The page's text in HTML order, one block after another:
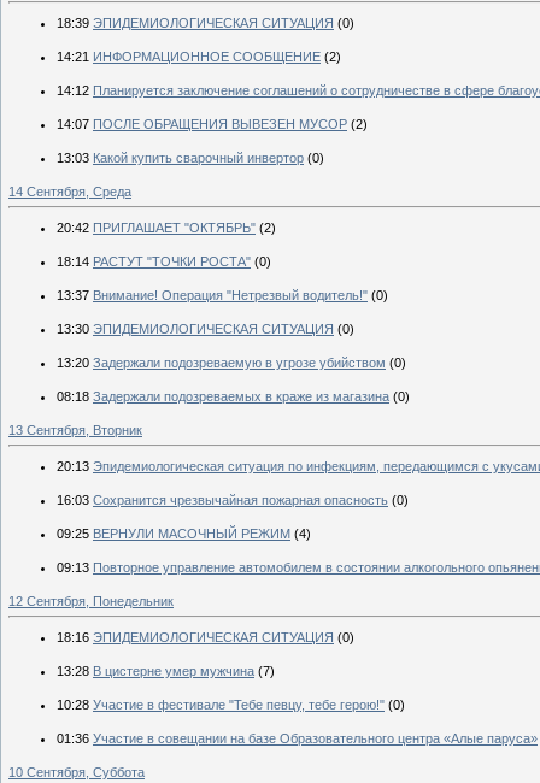
18:39 ЭПИДЕМИОЛОГИЧЕСКАЯ СИТУАЦИЯ (0)
14:21 ИНФОРМАЦИОННОЕ СООБЩЕНИЕ (2)
14:12 Планируется заключение соглашений о сотрудничестве в сфере
14:07 ПОСЛЕ ОБРАЩЕНИЯ ВЫВЕЗЕН МУСОР (2)
13:03 Какой купить сварочный инвертор (0)
14 Сентября, Среда
20:42 ПРИГЛАШАЕТ "ОКТЯБРЬ" (2)
18:14 РАСТУТ "ТОЧКИ РОСТА" (0)
13:37 Внимание! Операция "Нетрезвый водитель!" (0)
13:30 ЭПИДЕМИОЛОГИЧЕСКАЯ СИТУАЦИЯ (0)
13:20 Задержали подозреваемую в угрозе убийством (0)
08:18 Задержали подозреваемых в краже из магазина (0)
13 Сентября, Вторник
20:13 Эпидемиологическая ситуация по инфекциям, передающимся с
16:03 Сохранится чрезвычайная пожарная опасность (0)
09:25 ВЕРНУЛИ МАСОЧНЫЙ РЕЖИМ (4)
09:13 Повторное управление автомобилем в состоянии алкогольного
12 Сентября, Понедельник
18:16 ЭПИДЕМИОЛОГИЧЕСКАЯ СИТУАЦИЯ (0)
13:28 В цистерне умер мужчина (7)
10:28 Участие в фестивале "Тебе певцу, тебе герою!" (0)
01:36 Участие в совещании на базе Образовательного центра «Алые паруса»
10 Сентября, Суббота